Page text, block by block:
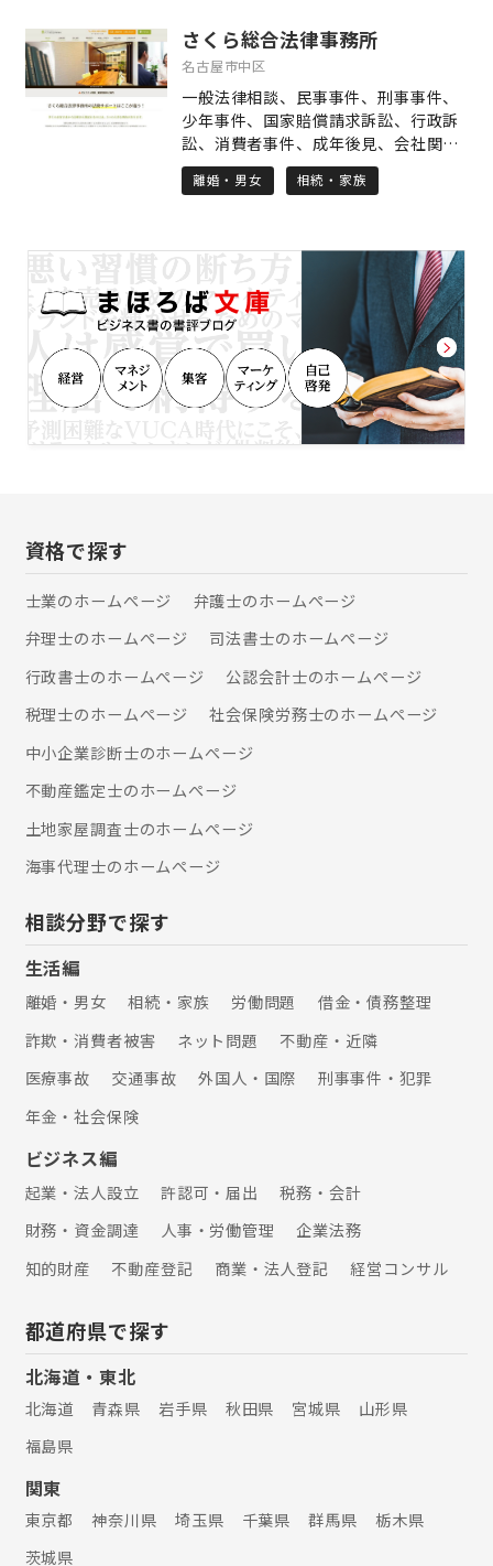
対策やM&A支援などの事業承継支援」
「出資持分対策やMS法人設立などの医
申告や譲渡所得税申告」「資産管理法
人設立などの相続税対策」に力を入れ
ております。
さくら総合法律事務所
名古屋市中区
一般法律相談、民事事件、刑事事件、
少年事件、国家賠償請求訴訟、行政訴
訟、消費者事件、成年後見、会社関
係、知的財産権、労働事件、仲裁判
断、遺産相続 その他何なりとご相談下
できる解決が得られるよう、事件に取
離婚・男女 相続・家族
資格で探す
士業のホームぺージ
弁護士のホームぺージ
弁理士のホームぺージ
司法書士のホームぺージ
行政書士のホームぺージ
公認会計士のホームぺージ
税理士のホームぺージ
社会保険労務士のホームぺージ
中小企業診断士のホームぺージ
不動産鑑定士のホームぺージ
土地家屋調査士のホームぺージ
海事代理士のホームぺージ
相談分野で探す
生活編
離婚・男女 相続・家族 労働問題
借金・債務整理
詐欺・消費者被害
ネット問題
不動産・近隣
医療事故
交通事故 外国人・国際
刑事事件・犯罪
年金・社会保険
ビジネス編
起業・法人設立 許認可・届出
税務・会計
財務・資金調達
人事・労働管理
企業法務
知的財産
不動産登記 商業・法人登記 経営コンサル
都道府県で探す
北海道・東北
北海道 青森県 岩手県 秋田県 宮城県
山形県
福島県
関東
東京都 神奈川県 埼玉県 千葉県 群馬県
栃木県
茨城県